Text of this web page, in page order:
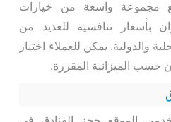
مجموعة واسعة من خيارات
بأسعار تنافسية للعديد من
والدولية. يمكن للعملاء اختيار
حسب الميزانية المقررة.